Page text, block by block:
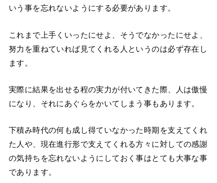
いう事を忘れないようにする必要があります。
これまで上手くいったにせよ、そうでなかったにせよ、
努力を重ねていれば見てくれる人というのは必ず存在し
ます。
実際に結果を出せる程の実力が付いてきた際、人は傲慢
になり、それにあぐらをかいてしまう事もあります。
下積み時代の何も成し得ていなかった時期を支えてくれ
た人や、現在進行形で支えてくれる方々に対しての感謝
の気持ちを忘れないようにしておく事はとても大事な事
であります。